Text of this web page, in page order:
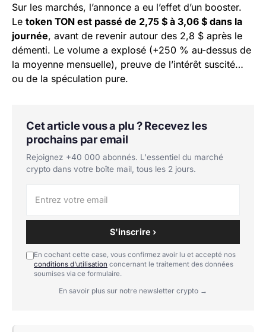
Sur les marchés, l’annonce a eu l’effet d’un booster.
Le token TON est passé de 2,75 $ à 3,06 $ dans la
journée, avant de revenir autour des 2,8 $ après le
démenti. Le volume a explosé (+250 % au-dessus de
la moyenne mensuelle), preuve de l’intérêt suscité…
ou de la spéculation pure.
Cet article vous a plu ? Recevez les
prochains par email
Rejoignez +40 000 abonnés. L'essentiel du marché
crypto dans votre boîte mail, tous les 2 jours.
S'inscrire ›
En cochant cette case, vous confirmez avoir lu et accepté nos
conditions d'utilisation concernant le traitement des données
soumises via ce formulaire.
En savoir plus sur notre newsletter crypto →